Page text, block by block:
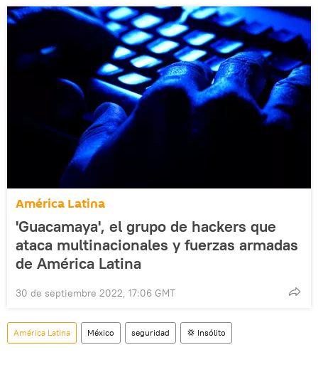
América Latina
'Guacamaya', el grupo de hackers que
ataca multinacionales y fuerzas armadas
de América Latina
30 de septiembre 2022, 17:06 GMT
América Latina México seguridad 💢 Insólito